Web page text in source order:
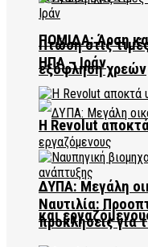
ΠΟΜΙΔΑ: Άρση
εξόφληση χρεών
ΔΥΠΑ: Μεγάλη
και
Πτώση στις
ΗΠΑ – Ιράν
Η Revolut
Ναυτιλία:
προκλήσεις για